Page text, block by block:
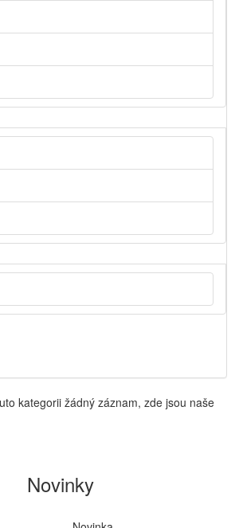
kategorii žádný záznam, zde jsou naše
Novinky